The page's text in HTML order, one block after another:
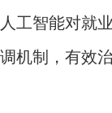
工智能对就
机制，有效